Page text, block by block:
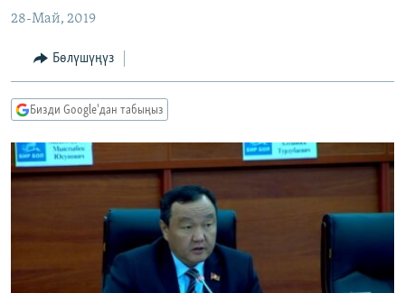
МАДАНИЯТ
ТВ ПРОГРАММАЛАР
БҮГҮН АЗАТТЫКТА
БИЗ ЖАНА ДҮЙНӨ
ДАНИСТЕ
ЭЖЕ-СИҢДИЛЕР
ЫҢГАЙСЫЗ СУРООЛОР
ПОДКАСТ
ӨЗГӨЧӨ ПИКИР
ОНЛАЙН ШЕРИНЕ
28-Май, 2019
Бөлүшүңүз
Бизди Google'дан табыңыз